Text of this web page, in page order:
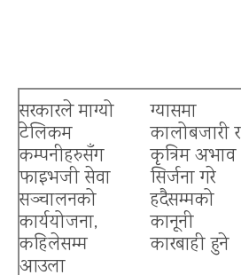
सरकारले माग्यो
टेलिकम
कम्पनीहरुसँग
फाइभजी सेवा
सञ्चालनको
कार्ययोजना,
कहिलेसम्म
आउला
ग्यासमा
कालोबजारी र
कृत्रिम अभाव
सिर्जना गरे
हदैसम्मको
कानूनी
कारबाही हुने